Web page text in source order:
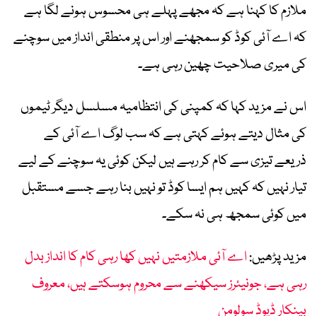
ملازم کا کہنا ہے کہ مجھے پہلے ہی محسوس ہونے لگا ہے
کہ اے آئی کوڈ کو سمجھنے اور اس پر منطقی انداز میں سوچنے
کی میری صلاحیت چھین رہی ہے۔
اس نے مزید کہا کہ کمپنی کی انتظامیہ مسلسل دیگر ٹیموں
کی مثال دیتے ہوئے کہتی ہے کہ سب لوگ اے آئی کے
ذریعے تیزی سے کام کر رہے ہیں لیکن کوئی یہ سوچنے کے لیے
تیار نہیں کہ کہیں ہم ایسا کوڈ تو نہیں بنا رہے جسے مستقبل
میں کوئی سمجھ ہی نہ سکے۔
مزید پڑھیں:اے آئی ملازمتیں نہیں کھا رہی کام کا انداز بدل
رہی ہے، جونیئرز سیکھنے سے محروم ہوسکتے ہیں، معروف
بینکار ڈیوڈ سولومن